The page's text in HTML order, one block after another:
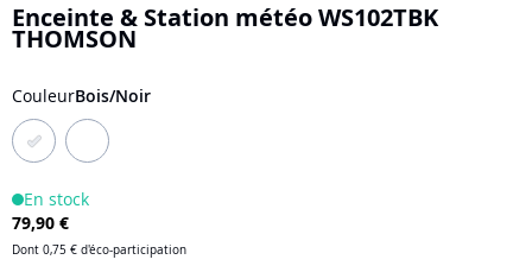
to
the
of
the
images
gallery
Enceinte & Station météo WS102TBK
THOMSON
CouleurBois/Noir
En stock
79,90 €
Dont 0,75 € d'éco-participation